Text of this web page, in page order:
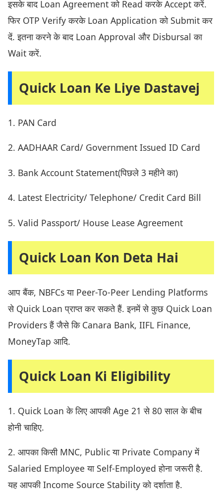
इसके बाद Loan Agreement को Read करके Accept करें.
फिर OTP Verify करके Loan Application को Submit कर
दें. इतना करने के बाद Loan Approval और Disbursal का
Wait करें.
Quick Loan Ke Liye Dastavej
1. PAN Card
2. AADHAAR Card/ Government Issued ID Card
3. Bank Account Statement(पिछले 3 महीने का)
4. Latest Electricity/ Telephone/ Credit Card Bill
5. Valid Passport/ House Lease Agreement
Quick Loan Kon Deta Hai
आप बैंक, NBFCs या Peer-To-Peer Lending Platforms
से Quick Loan प्राप्त कर सकते हैं. इनमें से कुछ Quick Loan
Providers हैं जैसे कि Canara Bank, IIFL Finance,
MoneyTap आदि.
Quick Loan Ki Eligibility
1. Quick Loan के लिए आपकी Age 21 से 80 साल के बीच
होनी चाहिए.
2. आपका किसी MNC, Public या Private Company में
Salaried Employee या Self-Employed होना जरूरी है.
यह आपकी Income Source Stability को दर्शाता है.